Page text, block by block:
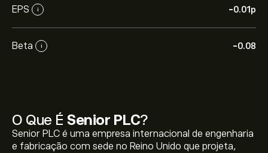
EPS i -0.01‎p‎
Beta i -0.08
O Que É Senior PLC?
Senior PLC é uma empresa internacional de engenharia
e fabricação com sede no Reino Unido que projeta,